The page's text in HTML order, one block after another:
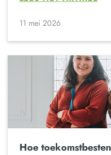
11 mei 2026
Hoe